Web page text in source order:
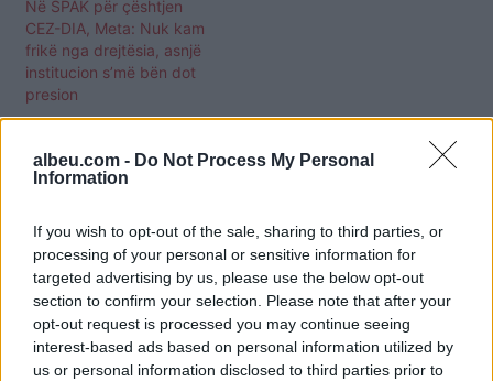
albeu.com - Do Not Process My Personal
Information
If you wish to opt-out of the sale, sharing to third parties, or
processing of your personal or sensitive information for
targeted advertising by us, please use the below opt-out
section to confirm your selection. Please note that after your
opt-out request is processed you may continue seeing
interest-based ads based on personal information utilized by
us or personal information disclosed to third parties prior to
Në SPAK për çështjen
CEZ-DIA, Meta: Nuk kam
frikë nga drejtësia, asnjë
institucion s’më bën dot
presion